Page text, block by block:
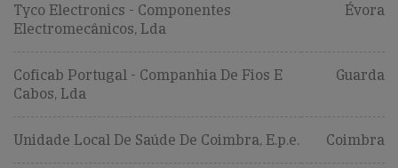
Tyco Electronics - Componentes
Electromecânicos, Lda
Évora
Coficab Portugal - Companhia De Fios E
Cabos, Lda
Guarda
Unidade Local De Saúde De Coimbra, E.p.e. Coimbra